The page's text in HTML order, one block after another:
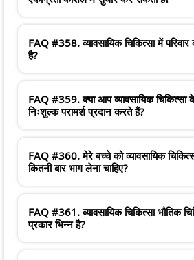
FAQ #358. व्यावसायिक चिकित्सा में परिवार
है?
FAQ #359. क्या आप व्यावसायिक चिकित्सा
निःशुल्क परामर्श प्रदान करते हैं?
FAQ #360. मेरे बच्चे को व्यावसायिक
कितनी बार भाग लेना चाहिए?
FAQ #361. व्यावसायिक चिकित्सा भौतिक
प्रकार भिन्न है?